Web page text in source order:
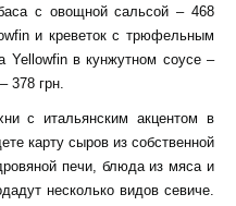
с овощной сальсой – 468
и креветок с трюфельным
Yellowfin в кунжутном соусе –
378 грн.
с итальянским акцентом в
карту сыров из собственной
печи, блюда из мяса и
несколько видов севиче.